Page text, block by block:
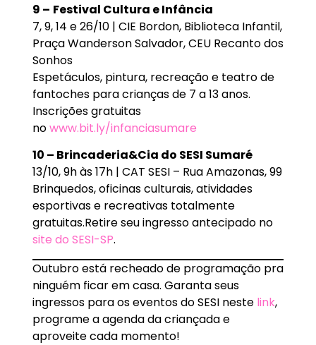
9 – Festival Cultura e Infância
7, 9, 14 e 26/10 | CIE Bordon, Biblioteca Infantil,
Praça Wanderson Salvador, CEU Recanto dos
Sonhos
Espetáculos, pintura, recreação e teatro de
fantoches para crianças de 7 a 13 anos.
Inscrições gratuitas
nowww.bit.ly/infanciasumare
10 – Brincaderia&Cia do SESI Sumaré
13/10, 9h às 17h | CAT SESI – Rua Amazonas, 99
Brinquedos, oficinas culturais, atividades
esportivas e recreativas totalmente
gratuitas.Retire seu ingresso antecipado no
site do SESI-SP.
Outubro está recheado de programação pra
ninguém ficar em casa. Garanta seus
ingressos para os eventos do SESI neste link,
programe a agenda da criançada e
aproveite cada momento!